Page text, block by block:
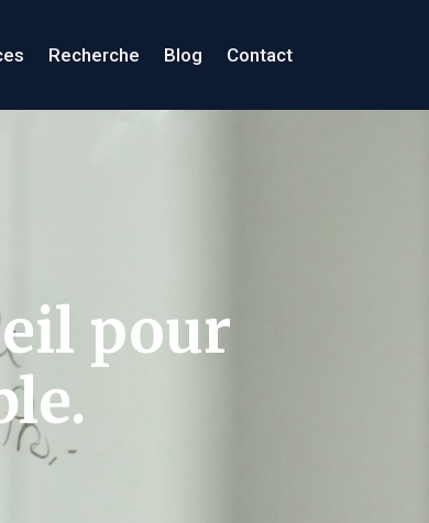
Recherche Blog Contact
pour